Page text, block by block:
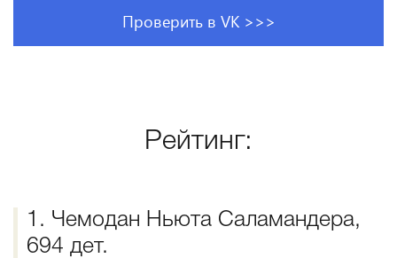
Проверить в VK >>>
Рейтинг:
1. Чемодан Ньюта Саламандера,
694 дет.